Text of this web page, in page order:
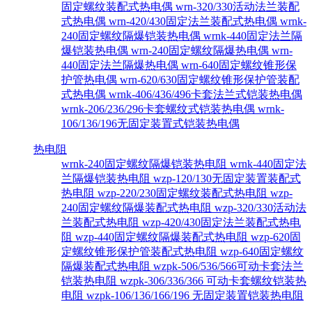
固定螺纹装配式热电偶 wrn-320/330活动法兰装配
式热电偶 wrn-420/430固定法兰装配式热电偶 wrnk-
240固定螺纹隔爆铠装热电偶 wrnk-440固定法兰隔
爆铠装热电偶 wrn-240固定螺纹隔爆热电偶 wrn-
440固定法兰隔爆热电偶 wrn-640固定螺纹锥形保
护管热电偶 wrn-620/630固定螺纹锥形保护管装配
式热电偶 wrnk-406/436/496卡套法兰式铠装热电偶
wrnk-206/236/296卡套螺纹式铠装热电偶 wrnk-
106/136/196无固定装置式铠装热电偶
热电阻
wrnk-240固定螺纹隔爆铠装热电阻 wrnk-440固定法
兰隔爆铠装热电阻 wzp-120/130无固定装置装配式
热电阻 wzp-220/230固定螺纹装配式热电阻 wzp-
240固定螺纹隔爆装配式热电阻 wzp-320/330活动法
兰装配式热电阻 wzp-420/430固定法兰装配式热电
阻 wzp-440固定螺纹隔爆装配式热电阻 wzp-620固
定螺纹锥形保护管装配式热电阻 wzp-640固定螺纹
隔爆装配式热电阻 wzpk-506/536/566可动卡套法兰
铠装热电阻 wzpk-306/336/366 可动卡套螺纹铠装热
电阻 wzpk-106/136/166/196 无固定装置铠装热电阻